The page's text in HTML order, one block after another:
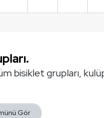
bisiklet grupları,
Gör